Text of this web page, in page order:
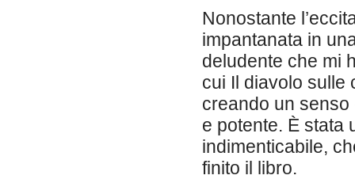
Nonostante
impantanata in
deludente che mi
cui Il diavolo sulle
creando un
e potente. È stata
indimenticabile,
finito il libro.